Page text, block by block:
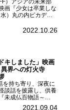
）アジアの未来部
画『少女は卒業しな
）丸の内ピカデリ
中川駿が登壇。映画
2022.10.26
キしました」映画
異界への灯火寺
を持ち寄り、深夜に
談話を披露し、供養
未成仏百物語～
先行プレミア舞台
2021.09.04